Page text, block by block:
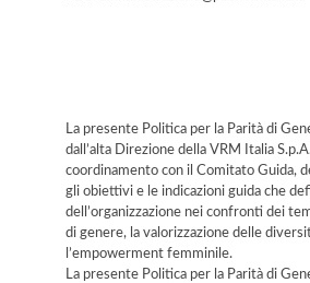
La presente Politica per la Parità di
dall’alta Direzione della VRM Italia
coordinamento con il Comitato Guida,
gli obiettivi e le indicazioni guida che
dell’organizzazione nei confronti dei
di genere, la valorizzazione delle
l’empowerment femminile.
La presente Politica per la Parità di